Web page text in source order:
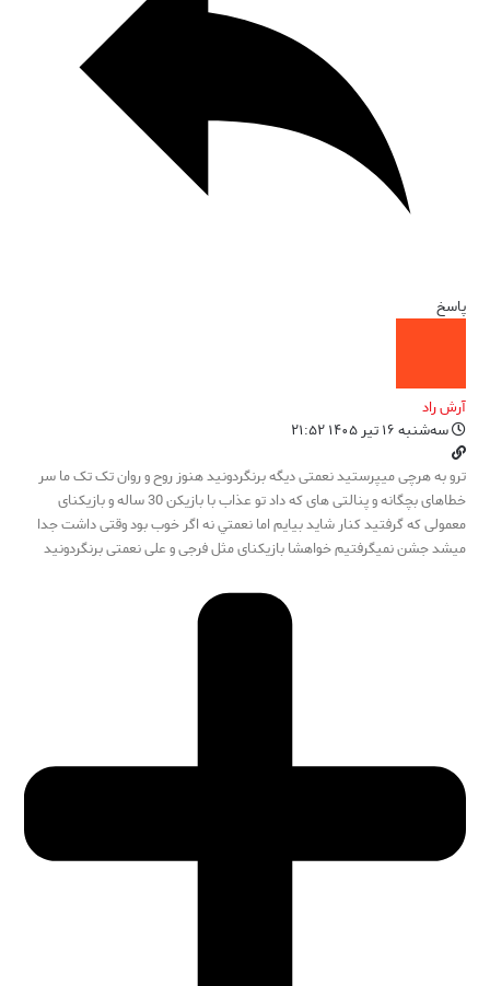
پاسخ
آرش راد
سه‌شنبه ۱۶ تیر ۱۴۰۵ ۲۱:۵۲
ترو به هرچی میپرستید نعمتی دیگه برنگردونید هنوز روح و روان تک تک ما سر
خطاهای بچگانه و پنالتی های که داد تو عذاب با بازيکن 30 ساله و بازیکنای
معمولی که گرفتید کنار شاید بیایم اما نعمتي نه اگر خوب بود وقتی داشت جدا
میشد جشن نمیگرفتیم خواهشا بازیکنای مثل فرجی و علی نعمتی برنگردونید